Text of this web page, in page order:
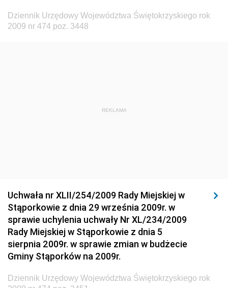
Dziennik Urzędowy Ministra Administracji i Cyfryzacji
Dziennik Urzędowy Głównego Inspektora Ochrony
Dziennik Urzędowy Ministra Budownictwa i Przemysłu
Środowiska
Dziennik Urzędowy Ministerstwa Administracji,
Gospodarki Terenowej i Ochrony Środowiska
Dziennik Urzędowy Ministerstwa Administracji i
Gospodarki Przestrzennej
Dziennik Urzędowy Unii Europejskiej, L
Dziennik Urzędowy Województwa Świętokrzyskiego rok
2009 nr 474 poz. 3448
REKLAMA
Uchwała nr XLII/254/2009 Rady Miejskiej w
Stąporkowie z dnia 29 września 2009r. w
sprawie uchylenia uchwały Nr XL/234/2009
Rady Miejskiej w Stąporkowie z dnia 5
sierpnia 2009r. w sprawie zmian w budżecie
Gminy Stąporków na 2009r.
Dziennik Urzędowy Województwa Świętokrzyskiego rok